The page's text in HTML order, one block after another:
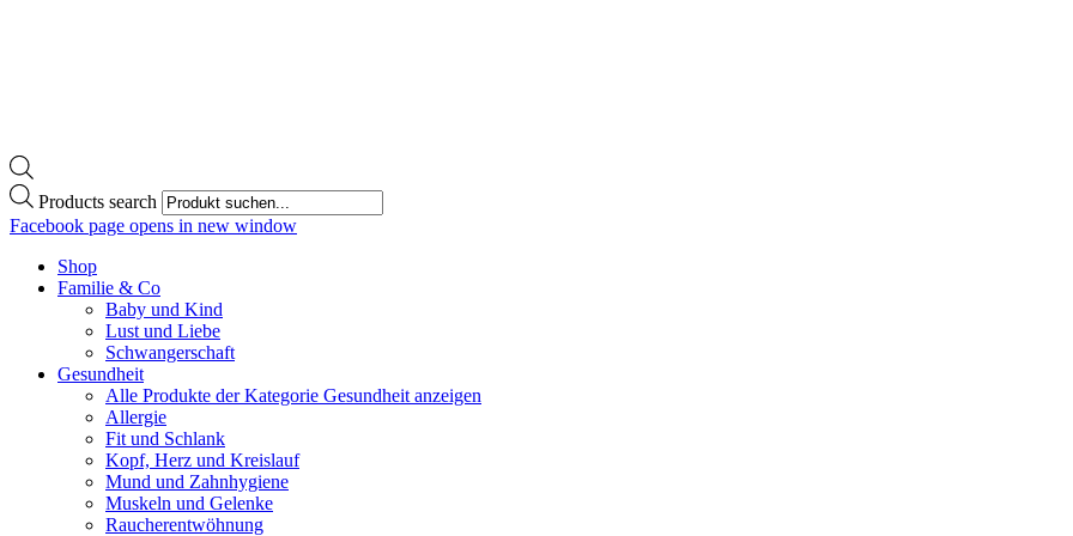
Products search
Facebook page opens in new window
Shop
Familie & Co
Baby und Kind
Lust und Liebe
Schwangerschaft
Gesundheit
Alle Produkte der Kategorie Gesundheit anzeigen
Allergie
Fit und Schlank
Kopf, Herz und Kreislauf
Mund und Zahnhygiene
Muskeln und Gelenke
Raucherentwöhnung